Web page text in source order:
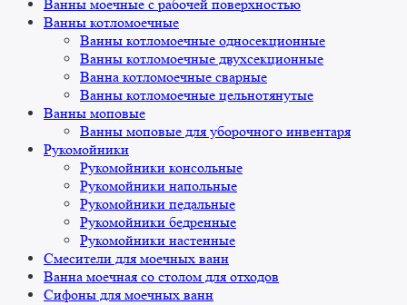
Ванны моечные с рабочей поверхностью
Ванны котломоечные
Ванны котломоечные односекционные
Ванны котломоечные двухсекционные
Ванна котломоечные сварные
Ванны котломоечные цельнотянутые
Ванны моповые
Ванны моповые для уборочного инвентаря
Рукомойники
Рукомойники консольные
Рукомойники напольные
Рукомойники педальные
Рукомойники бедренные
Рукомойники настенные
Смесители для моечных ванн
Ванна моечная со столом для отходов
Сифоны для моечных ванн